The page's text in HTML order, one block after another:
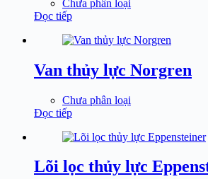
Chưa phân loại
Đọc tiếp
Van thủy lực Norgren
Chưa phân loại
Đọc tiếp
Lõi lọc thủy lực